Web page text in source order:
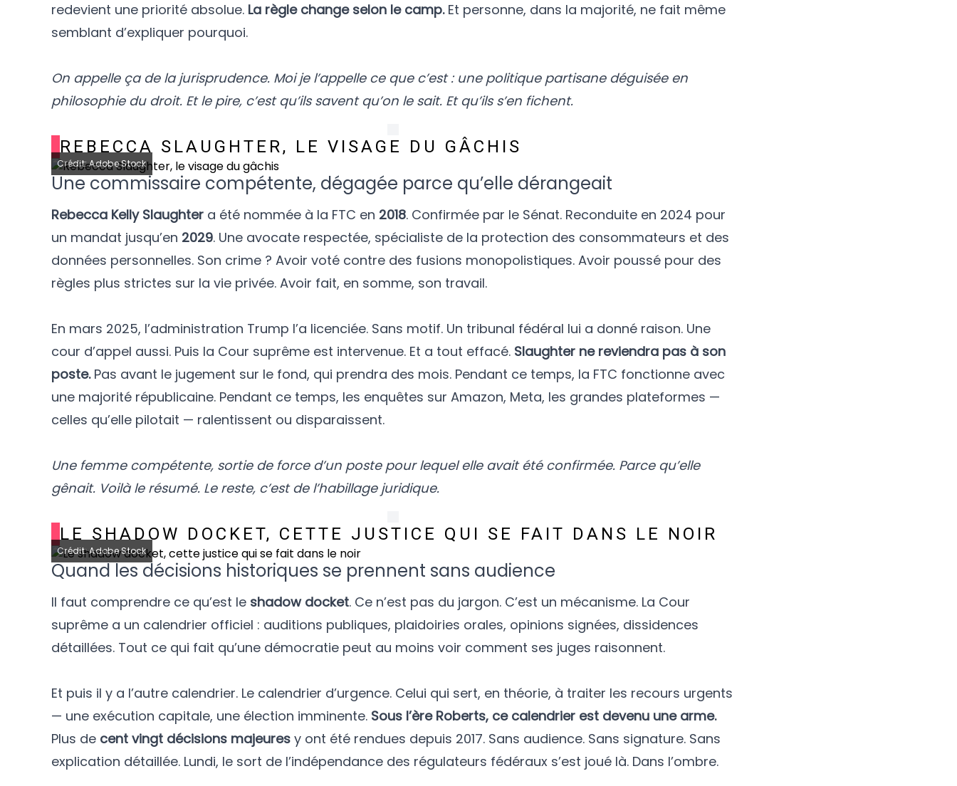
redevient une priorité absolue. La règle change selon le camp.Et personne, dans la majorité, ne fait même
semblant d’expliquer pourquoi.
On appelle ça de la jurisprudence. Moi je l’appelle ce que c’est : une politique partisane déguisée en
philosophie du droit. Et le pire, c’est qu’ils savent qu’on le sait. Et qu’ils s’en fichent.
REBECCA SLAUGHTER, LE VISAGE DU GÂCHIS
Crédit: Adobe Stock
Une commissaire compétente, dégagée parce qu’elle dérangeait
Rebecca Kelly Slaughter a été nommée à la FTC en 2018. Confirmée par le Sénat. Reconduite en 2024 pour
un mandat jusqu’en 2029. Une avocate respectée, spécialiste de la protection des consommateurs et des
données personnelles. Son crime ? Avoir voté contre des fusions monopolistiques. Avoir poussé pour des
règles plus strictes sur la vie privée. Avoir fait, en somme, son travail.
En mars 2025, l’administration Trump l’a licenciée. Sans motif. Un tribunal fédéral lui a donné raison. Une
cour d’appel aussi. Puis la Cour suprême est intervenue. Et a tout effacé. Slaughter ne reviendra pas à son
poste.Pas avant le jugement sur le fond, qui prendra des mois. Pendant ce temps, la FTC fonctionne avec
une majorité républicaine. Pendant ce temps, les enquêtes sur Amazon, Meta, les grandes plateformes —
celles qu’elle pilotait — ralentissent ou disparaissent.
Une femme compétente, sortie de force d’un poste pour lequel elle avait été confirmée. Parce qu’elle
gênait. Voilà le résumé. Le reste, c’est de l’habillage juridique.
LE SHADOW DOCKET, CETTE JUSTICE QUI SE FAIT DANS LE NOIR
Crédit: Adobe Stock
Quand les décisions historiques se prennent sans audience
Il faut comprendre ce qu’est le shadow docket. Ce n’est pas du jargon. C’est un mécanisme. La Cour
suprême a un calendrier officiel : auditions publiques, plaidoiries orales, opinions signées, dissidences
détaillées. Tout ce qui fait qu’une démocratie peut au moins voir comment ses juges raisonnent.
Et puis il y a l’autre calendrier. Le calendrier d’urgence. Celui qui sert, en théorie, à traiter les recours urgents
— une exécution capitale, une élection imminente. Sous l’ère Roberts, ce calendrier est devenu une arme.
Plus de cent vingt décisions majeures y ont été rendues depuis 2017. Sans audience. Sans signature. Sans
explication détaillée. Lundi, le sort de l’indépendance des régulateurs fédéraux s’est joué là. Dans l’ombre.